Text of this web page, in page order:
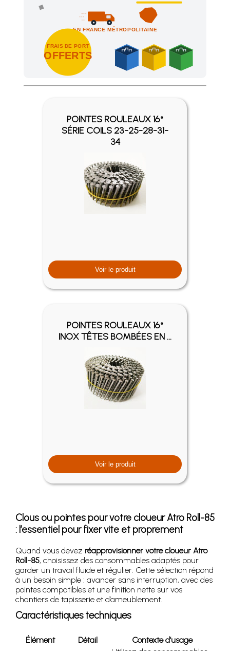
EN FRANCE MÉTROPOLITAINE
FRAIS DE PORT
OFFERTS
Achetez 4 sachets ou boîtes d'agrafes ou de pointes et
POINTES ROULEAUX 16°
SÉRIE COILS 23-25-28-31-
34
Voir le produit
POINTES ROULEAUX 16°
INOX TÊTES BOMBÉES EN ...
Voir le produit
Clous ou pointes pour votre cloueur Atro Roll-85
: l’essentiel pour fixer vite et proprement
Quand vous devez réapprovisionner votre cloueur Atro
Roll-85, choisissez des consommables adaptés pour
garder un travail fluide et régulier. Cette sélection répond
à un besoin simple : avancer sans interruption, avec des
pointes compatibles et une finition nette sur vos
chantiers de tapisserie et d’ameublement.
Caractéristiques techniques
Élément Détail
Contexte d’usage